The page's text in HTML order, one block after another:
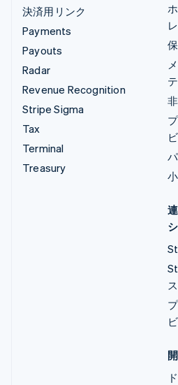
決済用リンク
Payments
Payouts
Radar
Revenue Recognition
Stripe Sigma
Tax
Terminal
Treasury